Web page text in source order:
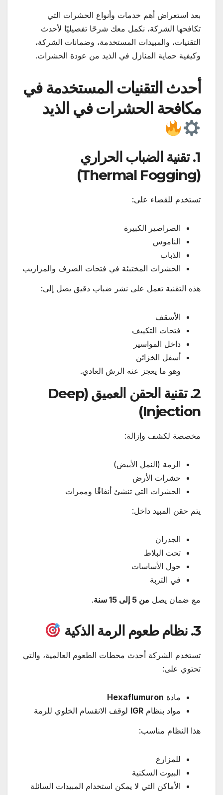
بعد استعراض أهم خدمات وأنواع الحشرات التي
تكافحها الشركة، نكمل معك شرحًا تفصيليًا لأحدث
التقنيات، والمبيدات المستخدمة، وضمانات الشركة،
وكيفية حماية المنازل في الذيد من عودة الحشرات.
أحدث التقنيات المستخدمة في
مكافحة الحشرات في الذيد
1. تقنية الضباب الحراري
(Thermal Fogging)
تستخدم للقضاء على:
الصراصير الكبيرة
الناموس
الذباب
الحشرات المختبئة في فتحات الصرف والمزاريب
هذه التقنية تعمل على نشر ضباب دقيق يصل إلى:
الأسقف
فتحات التكييف
داخل المواسير
أسفل الخزائن
وهو ما يعجز عنه الرش العادي.
2. تقنية الحقن العميق (Deep
Injection)
مخصصة لكشف وإزالة:
الرمة (النمل الأبيض)
حشرات الأرض
الحشرات التي تنشئ أنفاقًا وممرات
يتم حقن المبيد داخل:
الجدران
تحت البلاط
حول الأساسات
في التربة
مع ضمان يصل من 5 إلى 15 سنة .
3. نظام طعوم الرمة الذكية
تستخدم الشركة أحدث محطات الطعوم العالمية، والتي
تحتوي على:
مادة Hexaflumuron
مواد بنظام IGR لوقف الانقسام الخلوي للرمة
هذا النظام مناسب:
للمزارع
البيوت السكنية
الأماكن التي لا يمكن استخدام المبيدات السائلة